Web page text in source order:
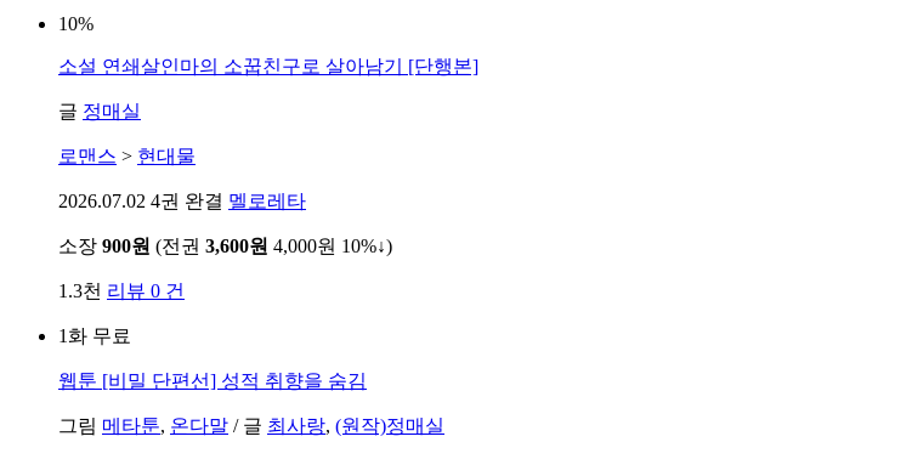
10%
소설 연쇄살인마의 소꿉친구로 살아남기 [단행본]
글 정매실
로맨스 > 현대물
2026.07.02 4권 완결 멜로레타
소장 900원 (전권 3,600원 4,000원 10%↓)
1.3천 리뷰 0 건
1화 무료
웹툰 [비밀 단편선] 성적 취향을 숨김
그림 메타툰, 온다말 / 글 최사랑, (원작)정매실